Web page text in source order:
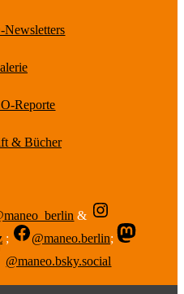
Reporte
& Bücher
&
; @maneo.berlin;
@maneo.bsky.social